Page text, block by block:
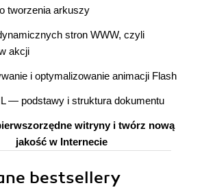
tworzenia arkuszy
stron WWW, czyli
akcji
i optymalizowanie animacji Flash
— podstawy i struktura dokumentu
witryny i twórz nową
jakość w Internecie
bestsellery